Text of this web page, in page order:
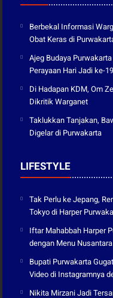
Berbekal Informasi
Obat Keras di
Ajeg Budaya
Perayaan Hari Jadi ke-
Di Hadapan KDM, Om
Dikritik Warganet
Taklukkan Tanjakan,
Digelar di Purwakarta
LIFESTYLE
Tak Perlu ke Jepang,
Tokyo di Harper
Iftar Mahabbah Harper
dengan Menu Nusantara
Bupati Purwakarta
Video di Instagramnya
Nikita Mirzani Jadi